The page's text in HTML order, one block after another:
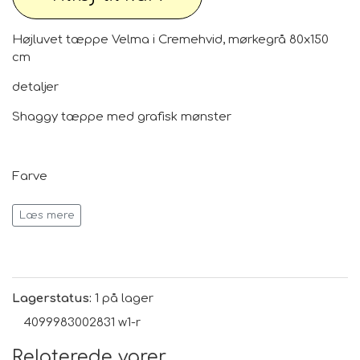
Højluvet tæppe Velma i Cremehvid, mørkegrå 80x150
cm
detaljer
Shaggy tæppe med grafisk mønster
Farve
Cremehvid, mørkegrå
B 80 cm, L 150 cm
Luvhøjde: 3 cm
Læs mere
Lagerstatus: 1 på lager
4099983002831 w1-r